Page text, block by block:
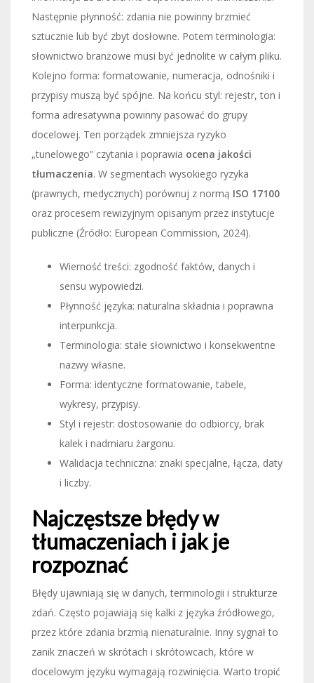
Następnie płynność: zdania nie powinny brzmieć
sztucznie lub być zbyt dosłowne. Potem terminologia:
słownictwo branżowe musi być jednolite w całym pliku.
Kolejno forma: formatowanie, numeracja, odnośniki i
przypisy muszą być spójne. Na końcu styl: rejestr, ton i
forma adresatywna powinny pasować do grupy
docelowej. Ten porządek zmniejsza ryzyko
„tunelowego” czytania i poprawia ocena jakości
tłumaczenia. W segmentach wysokiego ryzyka
(prawnych, medycznych) porównuj z normą ISO 17100
oraz procesem rewizyjnym opisanym przez instytucje
publiczne (Źródło: European Commission, 2024).
Wierność treści: zgodność faktów, danych i
sensu wypowiedzi.
Płynność języka: naturalna składnia i poprawna
interpunkcja.
Terminologia: stałe słownictwo i konsekwentne
nazwy własne.
Forma: identyczne formatowanie, tabele,
wykresy, przypisy.
Styl i rejestr: dostosowanie do odbiorcy, brak
kalek i nadmiaru żargonu.
Walidacja techniczna: znaki specjalne, łącza, daty
i liczby.
Najczęstsze błędy w
tłumaczeniach i jak je
rozpoznać
Błędy ujawniają się w danych, terminologii i strukturze
zdań. Często pojawiają się kalki z języka źródłowego,
przez które zdania brzmią nienaturalnie. Inny sygnał to
zanik znaczeń w skrótach i skrótowcach, które w
docelowym języku wymagają rozwinięcia. Warto tropić